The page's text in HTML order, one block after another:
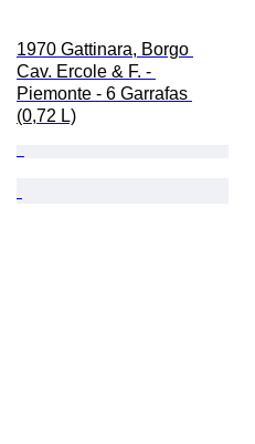
1970 Gattinara, Borgo
Cav. Ercole & F. -
Piemonte - 6 Garrafas
(0,72 L)